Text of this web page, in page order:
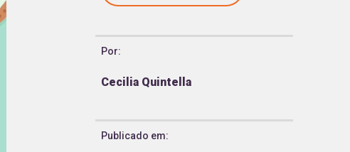
Por:
Cecilia Quintella
Publicado em: